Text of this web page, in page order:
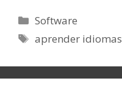
Categorías
Software
Etiquetas
aprender idiomas